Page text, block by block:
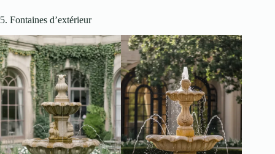
5. Fontaines d’extérieur